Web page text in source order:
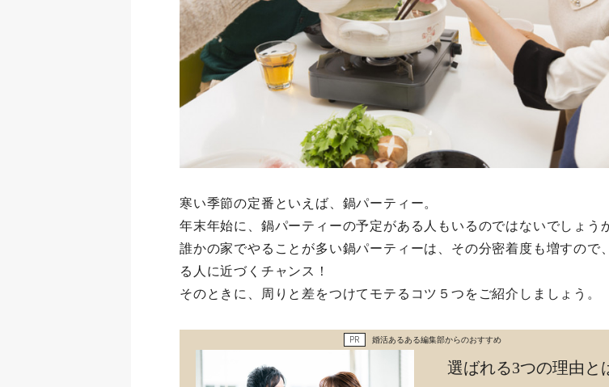
寒い季節の定番といえば、鍋パーティー。
年末年始に、鍋パーティーの予定がある人もいるのではないでしょう
誰かの家でやることが多い鍋パーティーは、その分密着度も増すので
る人に近づくチャンス！
そのときに、周りと差をつけてモテるコツ５つをご紹介しましょう。
PR 婚活あるある編集部からのおすすめ
選ばれる3つの理由と